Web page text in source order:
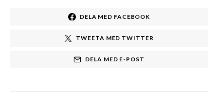
DELA MED FACEBOOK
TWEETA MED TWITTER
DELA MED E-POST